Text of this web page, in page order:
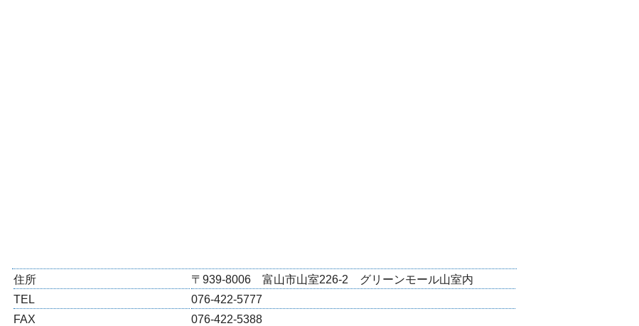
住所
〒939-8006 富山市山室226-2 グリーンモール山室内
TEL
076-422-5777
FAX
076-422-5388